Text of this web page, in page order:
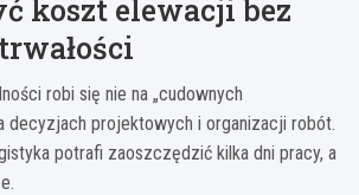
koszt elewacji bez
robi się nie na „cudownych
decyzjach projektowych i organizacji robót.
potrafi zaoszczędzić kilka dni pracy, a